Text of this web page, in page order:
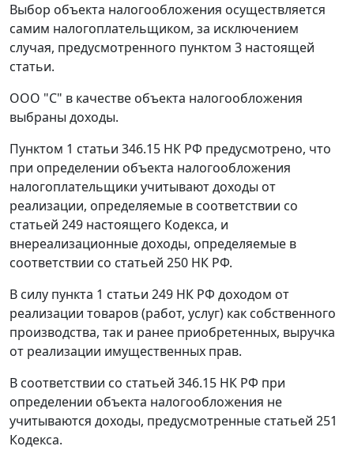
Выбор объекта налогообложения осуществляется
самим налогоплательщиком, за исключением
случая, предусмотренного пунктом 3 настоящей
статьи.
ООО "С" в качестве объекта налогообложения
выбраны доходы.
Пунктом 1 статьи 346.15 НК РФ предусмотрено, что
при определении объекта налогообложения
налогоплательщики учитывают доходы от
реализации, определяемые в соответствии со
статьей 249 настоящего Кодекса, и
внереализационные доходы, определяемые в
соответствии со статьей 250 НК РФ.
В силу пункта 1 статьи 249 НК РФ доходом от
реализации товаров (работ, услуг) как собственного
производства, так и ранее приобретенных, выручка
от реализации имущественных прав.
В соответствии со статьей 346.15 НК РФ при
определении объекта налогообложения не
учитываются доходы, предусмотренные статьей 251
Кодекса.